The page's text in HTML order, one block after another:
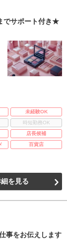
でサポート付き★
未経験OK
時短勤務OK
店長候補
百貨店
を見る
事をお伝えします